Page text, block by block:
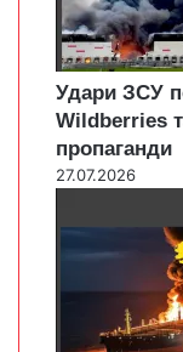
Удари ЗСУ
Wildberries
пропаганди
27.07.2026